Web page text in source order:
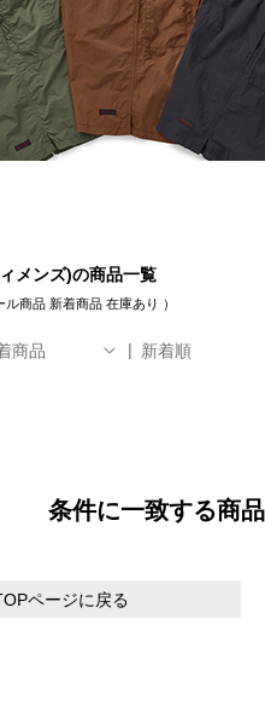
メンズ)の商品一覧
ル商品 新着商品 在庫あり ）
商品 新着順
条件に一致する商
ページに戻る